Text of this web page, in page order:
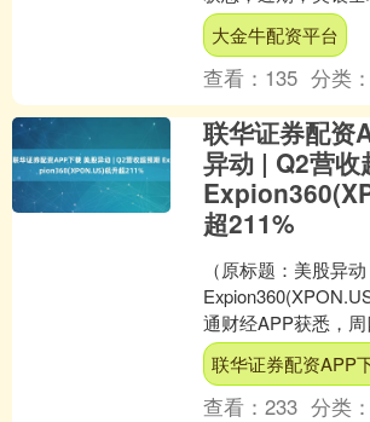
优先股的投资策略报
势、不同面值优先股
大金牛配资平台
查看： 135 分类：
联华证券配资
异动 | Q2营收
超211%
（原标题：美股异
通财经APP获悉，周
联华证券配资APP
查看：233 分类：